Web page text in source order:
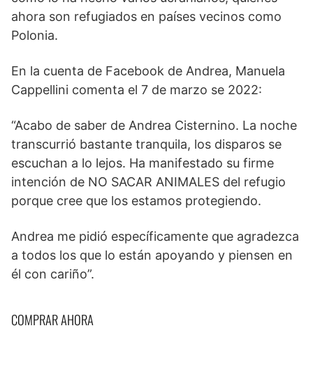
ahora son refugiados en países vecinos como
Polonia.
En la cuenta de Facebook de Andrea, Manuela
Cappellini comenta el 7 de marzo se 2022:
“Acabo de saber de Andrea Cisternino. La noche
transcurrió bastante tranquila, los disparos se
escuchan a lo lejos. Ha manifestado su firme
intención de NO SACAR ANIMALES del refugio
porque cree que los estamos protegiendo.
Andrea me pidió específicamente que agradezca
a todos los que lo están apoyando y piensen en
él con cariño”.
COMPRAR AHORA